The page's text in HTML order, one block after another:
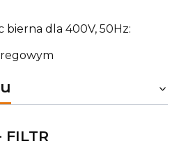
bierna dla 400V, 50Hz: